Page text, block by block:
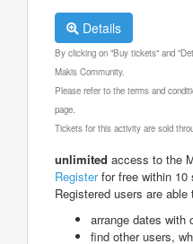
Details
By clicking on "Buy tickets" and
Makis Community.
Please refer to the terms and
page.
Tickets for this activity are sold
unlimited access to the
Registerfor free within 10
Registered users are able
arrange dates with
find other users,